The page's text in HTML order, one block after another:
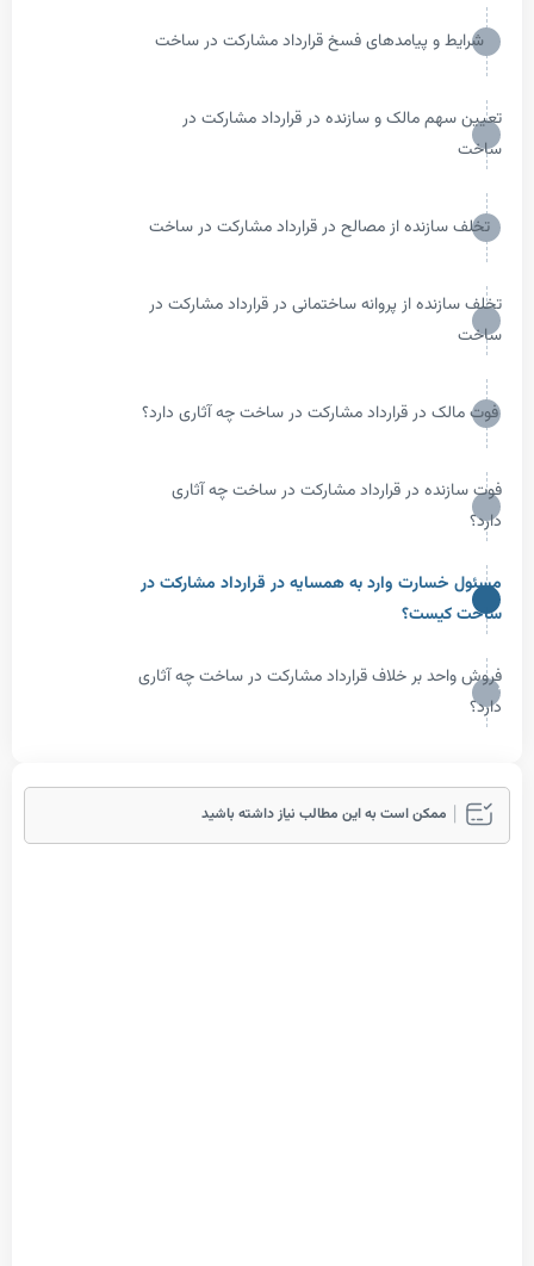
و پیامدهای فسخ قرارداد مشارکت در ساخت
مالک و سازنده در قرارداد مشارکت در
از مصالح در قرارداد مشارکت در ساخت
از پروانه ساختمانی در قرارداد مشارکت در
در قرارداد مشارکت در ساخت چه آثاری دارد؟
در قرارداد مشارکت در ساخت چه آثاری
وارد به همسایه در قرارداد مشارکت در
بر خلاف قرارداد مشارکت در ساخت چه آثاری
است به این مطالب نیاز داشته باشید